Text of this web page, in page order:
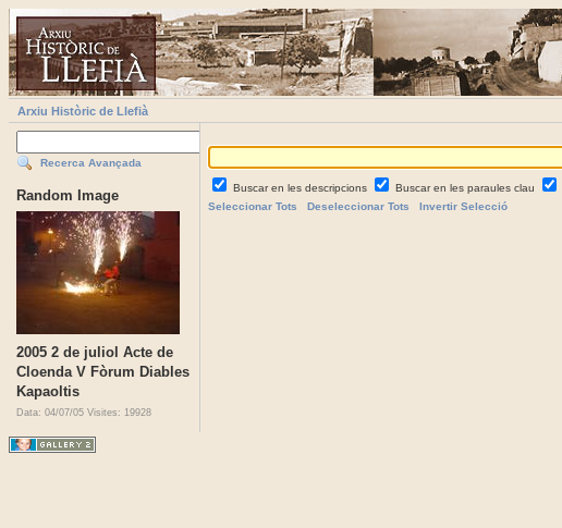
Arxiu Històric de Llefià
Recerca Avançada
Random Image
2005 2 de juliol Acte de
Cloenda V Fòrum Diables
Kapaoltis
Data: 04/07/05 Visites: 19928
Buscar en les descripcions Buscar en les paraules clau
Seleccionar Tots
Deseleccionar Tots Invertir Selecció